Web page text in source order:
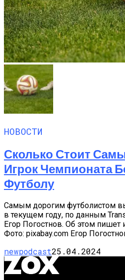
НОВОСТИ
Сколько Стоит
Игрок Чемпионата
Футболу
Самым дорогим футболистом
в текущем году, по данным
Егор Погостнов. Об этом пишет
Фото: pixabay.com Егор
newpodcast25.04.2024